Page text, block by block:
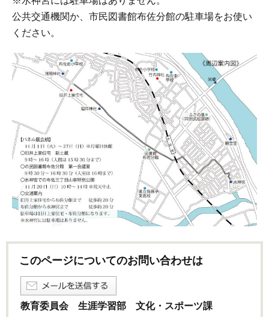
公共交通機関か、市民図書館布佐分館の駐車場をお使い
ください。
このページについてのお問い合わせは
教育委員会 生涯学習部 文化・スポーツ課